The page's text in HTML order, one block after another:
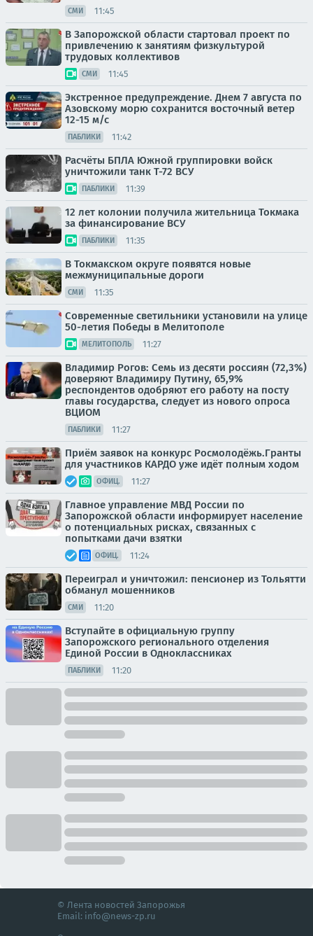
СМИ 11:45
В Запорожской области стартовал проект по
привлечению к занятиям физкультурой
трудовых коллективов
СМИ 11:45
Экстренное предупреждение. Днем 7 августа по
Азовскому морю сохранится восточный ветер
12-15 м/с
ПАБЛИКИ 11:42
Расчёты БПЛА Южной группировки войск
уничтожили танк Т-72 ВСУ
ПАБЛИКИ 11:39
12 лет колонии получила жительница Токмака
за финансирование ВСУ
ПАБЛИКИ 11:35
В Токмакском округе появятся новые
межмуниципальные дороги
СМИ 11:35
Современные светильники установили на улице
50-летия Победы в Мелитополе
МЕЛИТОПОЛЬ 11:27
Владимир Рогов: Семь из десяти россиян (72,3%)
доверяют Владимиру Путину, 65,9%
респондентов одобряют его работу на посту
главы государства, следует из нового опроса
ВЦИОМ
ПАБЛИКИ 11:27
Приём заявок на конкурс Росмолодёжь.Гранты
для участников КАРДО уже идёт полным ходом
ОФИЦ. 11:27
Главное управление МВД России по
Запорожской области информирует население
о потенциальных рисках, связанных с
попытками дачи взятки
ОФИЦ. 11:24
Переиграл и уничтожил: пенсионер из Тольятти
обманул мошенников
СМИ 11:20
Вступайте в официальную группу
Запорожского регионального отделения
Единой России в Одноклассниках
ПАБЛИКИ 11:20
© Лента новостей Запорожья
Email: info@news-zp.ru